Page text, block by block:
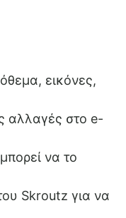
εικόνες,
αλλαγές στο e-
να το
Skroutz για να